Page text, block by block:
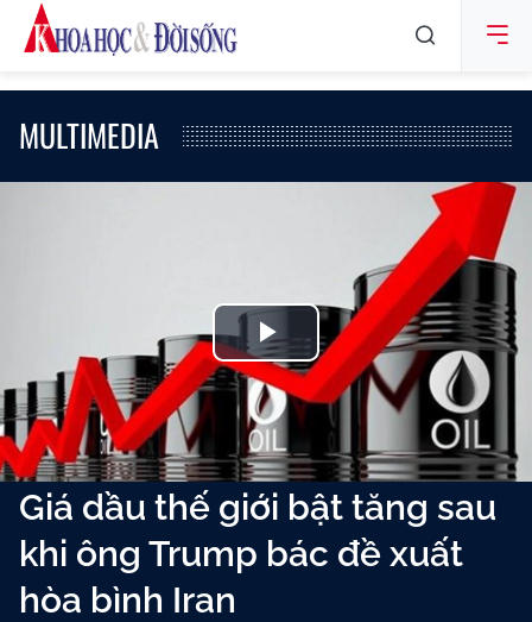
MULTIMEDIA
Play
Video
Giá dầu thế giới bật tăng sau
khi ông Trump bác đề xuất
hòa bình Iran